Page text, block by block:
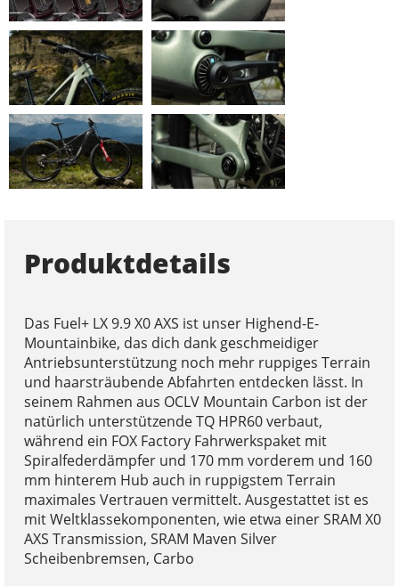
Produktdetails
Das Fuel+ LX 9.9 X0 AXS ist unser Highend-E-
Mountainbike, das dich dank geschmeidiger
Antriebsunterstützung noch mehr ruppiges Terrain
und haarsträubende Abfahrten entdecken lässt. In
seinem Rahmen aus OCLV Mountain Carbon ist der
natürlich unterstützende TQ HPR60 verbaut,
während ein FOX Factory Fahrwerkspaket mit
Spiralfederdämpfer und 170 mm vorderem und 160
mm hinterem Hub auch in ruppigstem Terrain
maximales Vertrauen vermittelt. Ausgestattet ist es
mit Weltklassekomponenten, wie etwa einer SRAM X0
AXS Transmission, SRAM Maven Silver
Scheibenbremsen, Carbo